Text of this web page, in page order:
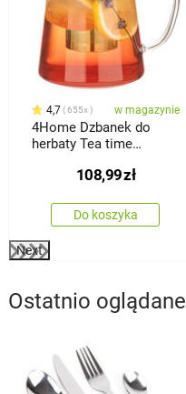
4,7 655x w magazynie
4Home Dzbanek do
herbaty Tea time
108,99zł
Do koszyka
Next
Ostatnio oglądane